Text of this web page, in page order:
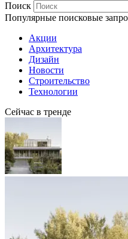
Поиск
Популярные поисковые
Акции
Архитектура
Дизайн
Новости
Строительство
Технологии
Сейчас в тренде